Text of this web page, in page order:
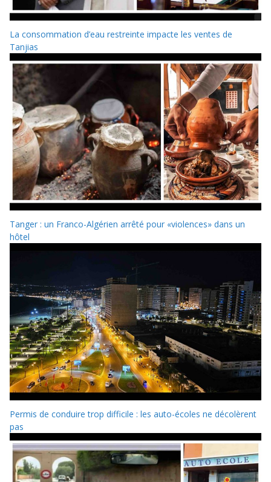
La consommation d’eau restreinte impacte les ventes de
Tanjias
Tanger : un Franco-Algérien arrêté pour «violences» dans un
hôtel
Permis de conduire trop difficile : les auto-écoles ne décolèrent
pas